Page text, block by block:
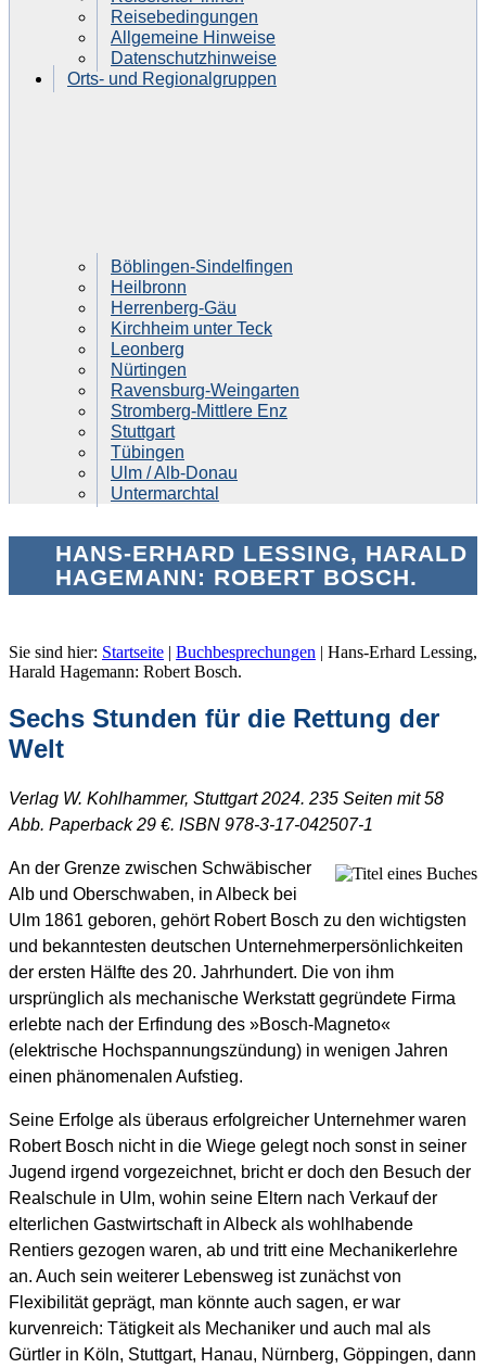
Reisebedingungen
Allgemeine Hinweise
Datenschutzhinweise
Orts- und Regionalgruppen
Böblingen-Sindelfingen
Heilbronn
Herrenberg-Gäu
Kirchheim unter Teck
Leonberg
Nürtingen
Ravensburg-Weingarten
Stromberg-Mittlere Enz
Stuttgart
Tübingen
Ulm / Alb-Donau
Untermarchtal
HANS-ERHARD LESSING, HARALD
HAGEMANN: ROBERT BOSCH.
Sie sind hier: Startseite | Buchbesprechungen | Hans-Erhard Lessing,
Harald Hagemann: Robert Bosch.
Sechs Stunden für die Rettung der
Welt
Verlag W. Kohlhammer, Stuttgart 2024. 235 Seiten mit 58
Abb. Paperback 29 €. ISBN 978-3-17-042507-1
An der Grenze zwischen Schwäbischer
Alb und Oberschwaben, in Albeck bei
Ulm 1861 geboren, gehört Robert Bosch zu den wichtigsten
und bekanntesten deutschen Unternehmerpersönlichkeiten
der ersten Hälfte des 20. Jahrhundert. Die von ihm
ursprünglich als mechanische Werkstatt gegründete Firma
erlebte nach der Erfindung des »Bosch-Magneto«
(elektrische Hochspannungszündung) in wenigen Jahren
einen phänomenalen Aufstieg.
Seine Erfolge als überaus erfolgreicher Unternehmer waren
Robert Bosch nicht in die Wiege gelegt noch sonst in seiner
Jugend irgend vorgezeichnet, bricht er doch den Besuch der
Realschule in Ulm, wohin seine Eltern nach Verkauf der
elterlichen Gastwirtschaft in Albeck als wohlhabende
Rentiers gezogen waren, ab und tritt eine Mechanikerlehre
an. Auch sein weiterer Lebensweg ist zunächst von
Flexibilität geprägt, man könnte auch sagen, er war
kurvenreich: Tätigkeit als Mechaniker und auch mal als
Gürtler in Köln, Stuttgart, Hanau, Nürnberg, Göppingen, dann